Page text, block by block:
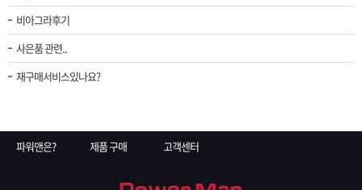
비아그라후기
사은품 관련..
재구매서비스있나요?
파워맨은? 제품 구매 고객센터